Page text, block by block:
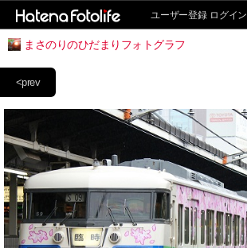
ユーザー登録 ログイン
まさのりのひだまりフォトグラフ
<prev